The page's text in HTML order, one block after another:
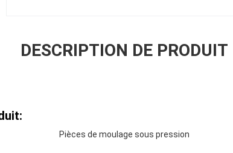
DESCRIPTION DE PRODUIT
Pièces de moulage sous pression